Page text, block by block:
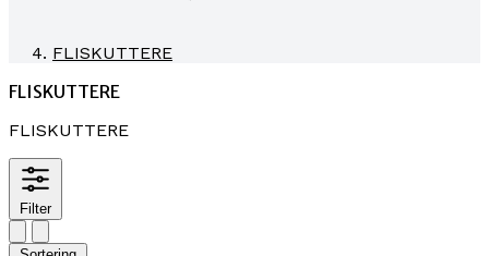
FLISKUTTERE
FLISKUTTERE
FLISKUTTERE
Filter